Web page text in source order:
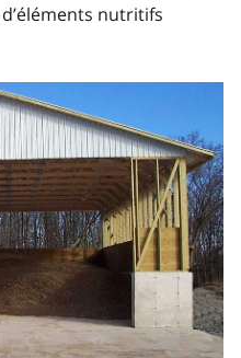
nutritifs